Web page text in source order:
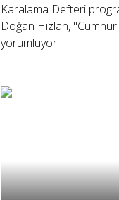
Karalama Defteri
Doğan Hızlan,
yorumluyor.